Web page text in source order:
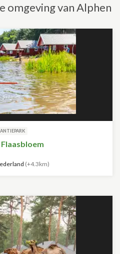
omgeving van Alphen
Flaasbloem
(+4.3km)